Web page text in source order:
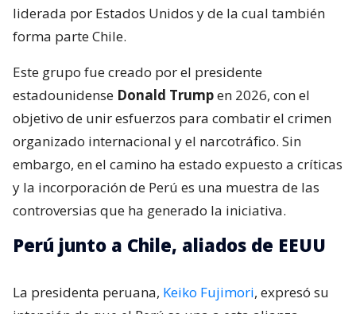
liderada por Estados Unidos y de la cual también
forma parte Chile.
Este grupo fue creado por el presidente
estadounidense Donald Trumpen 2026, con el
objetivo de unir esfuerzos para combatir el crimen
organizado internacional y el narcotráfico. Sin
embargo, en el camino ha estado expuesto a críticas
y la incorporación de Perú es una muestra de las
controversias que ha generado la iniciativa.
Perú junto a Chile, aliados de EEUU
La presidenta peruana, Keiko Fujimori, expresó su